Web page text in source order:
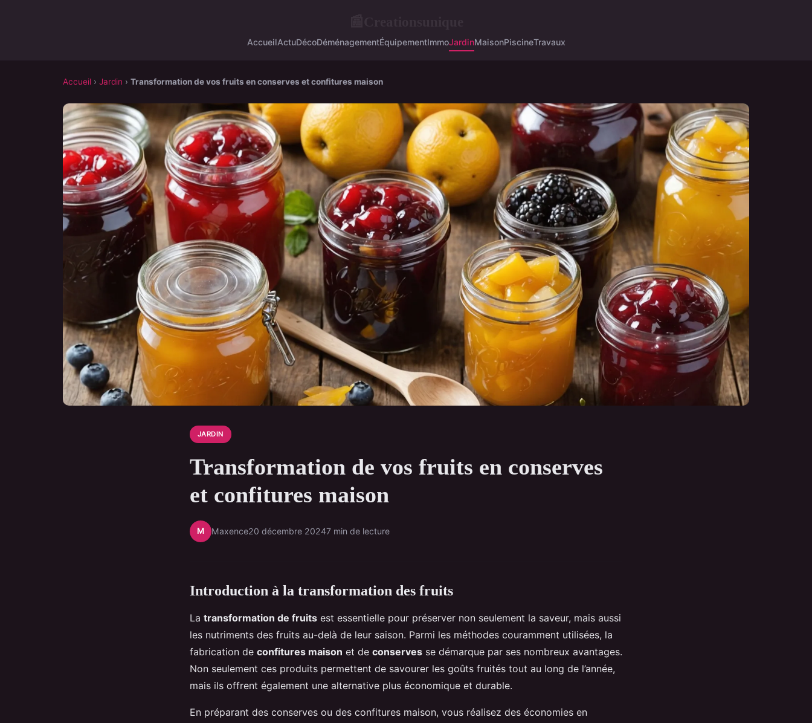
AccueilActuDécoDéménagementÉquipementImmoJardinMaisonPiscineTravaux
Accueil › Jardin › Transformation de vos fruits en conserves et confitures maison
JARDIN
Transformation de vos fruits en conserves
et confitures maison
M Maxence20 décembre 20247 min de lecture
Introduction à la transformation des fruits
La transformation de fruits est essentielle pour préserver non seulement la saveur, mais aussi
les nutriments des fruits au-delà de leur saison. Parmi les méthodes couramment utilisées, la
fabrication de confitures maison et de conserves se démarque par ses nombreux avantages.
Non seulement ces produits permettent de savourer les goûts fruités tout au long de l’année,
mais ils offrent également une alternative plus économique et durable.
En préparant des conserves ou des confitures maison, vous réalisez des économies en